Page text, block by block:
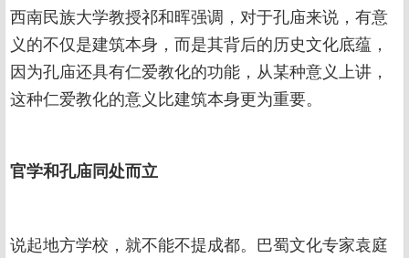
西南民族大学教授祁和晖强调，对于孔庙来说，有意
义的不仅是建筑本身，而是其背后的历史文化底蕴，
因为孔庙还具有仁爱教化的功能，从某种意义上讲，
这种仁爱教化的意义比建筑本身更为重要。
官学和孔庙同处而立
说起地方学校，就不能不提成都。巴蜀文化专家袁庭